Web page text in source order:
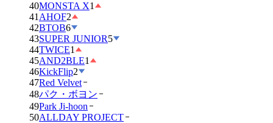
40MONSTA X1
41 AHOF2
42BTOB6
43SUPER JUNIOR5
44TWICE1
45AND2BLE1
46KickFlip2
47Red Velvet
48パク・ボヨン
49Park Ji-hoon
50ALLDAY PROJECT